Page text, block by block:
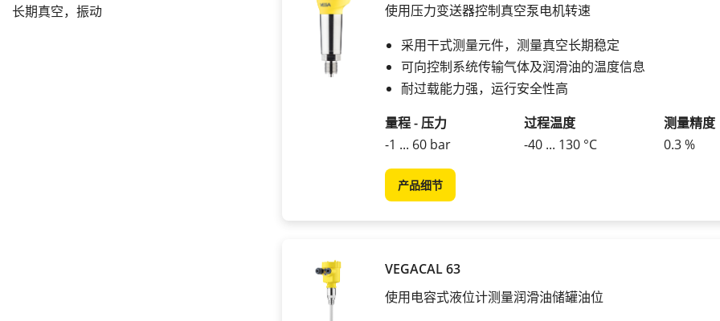
长期真空，振动
使用压力变送器控制真空泵电机转速
采用干式测量元件，测量真空长期稳定
可向控制系统传输气体及润滑油的温度信息
耐过载能力强，运行安全性高
量程 - 压力
-1 ... 60 bar
过程温度
-40 ... 130 °C
测量精度
0.3 %
产品细节
VEGACAL 63
使用电容式液位计测量润滑油储罐油位